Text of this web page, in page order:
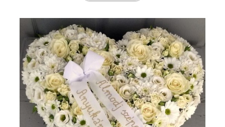
van.
A
változatok
a
termékoldalon
választhatók
ki